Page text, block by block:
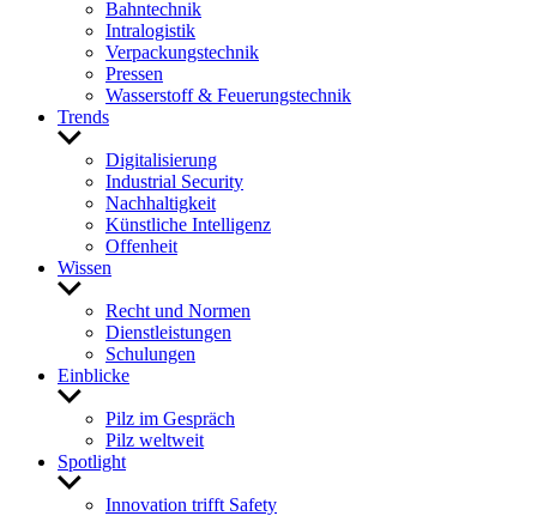
Bahn­technik
Intra­lo­gistik
Verpa­ckungs­technik
Pressen
Wasser­stoff & Feue­rungs­technik
Trends
Untermenü
anzeigenDigi­ta­li­sie­rung
Indus­trial Security
Nach­hal­tig­keit
Künst­liche Intel­li­genz
Offen­heit
Wissen
Untermenü
anzeigenRecht und Normen
Dienst­leis­tungen
Schu­lungen
Einblicke
Untermenü
anzeigenPilz im Gespräch
Pilz welt­weit
Spot­light
Untermenü
anzeigenInno­va­tion trifft Safety